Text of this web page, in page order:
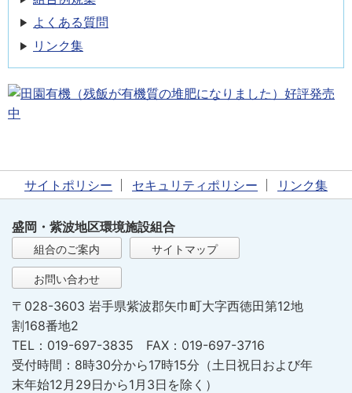
よくある質問
リンク集
サイトポリシー セキュリティポリシー リンク集
盛岡・紫波地区環境施設組合
組合のご案内 サイトマップ
お問い合わせ
〒028-3603 岩手県紫波郡矢巾町大字西徳田第12地
割168番地2
TEL：019-697-3835 FAX：019-697-3716
受付時間：8時30分から17時15分（土日祝日および年
末年始12月29日から1月3日を除く）